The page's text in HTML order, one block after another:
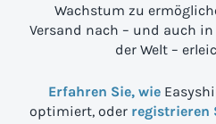
Wachstum zu
Versand nach – und auch in
der Welt –
Erfahren Sie, wie
optimiert, oder registrieren